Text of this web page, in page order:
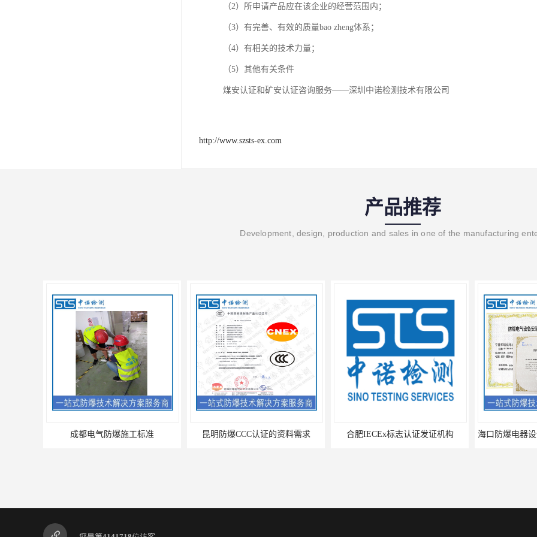
（2）所申请产品应在该企业的经营范围内；
（3）有完善、有效的质量bao zheng体系；
（4）有相关的技术力量；
（5）其他有关条件
煤安认证和矿安认证咨询服务——深圳中诺检测技术有限公司
http://www.szsts-ex.com
产品推荐
Development, design, production and sales in one of the manufacturing
成都电气防爆施工标准 昆明防爆CCC认证的资料需求 合肥IECEx标志认证发证机构